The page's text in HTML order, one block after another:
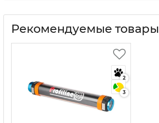
Рекомендуемые товары
2
3